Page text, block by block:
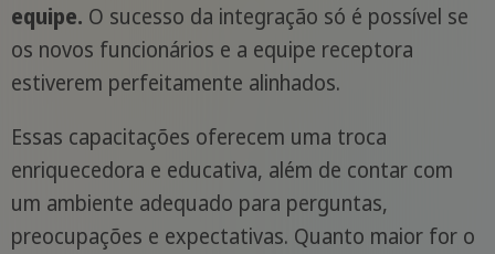
equipe. O sucesso da integração só é possível se
os novos funcionários e a equipe receptora
estiverem perfeitamente alinhados.
Essas capacitações oferecem uma troca
enriquecedora e educativa, além de contar com
um ambiente adequado para perguntas,
preocupações e expectativas. Quanto maior for o